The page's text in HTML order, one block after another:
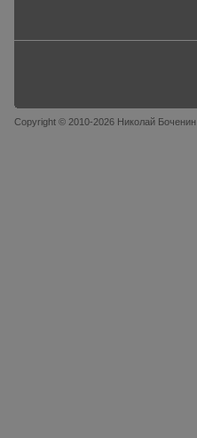
Copyright © 2010-2026 Николай Боченин